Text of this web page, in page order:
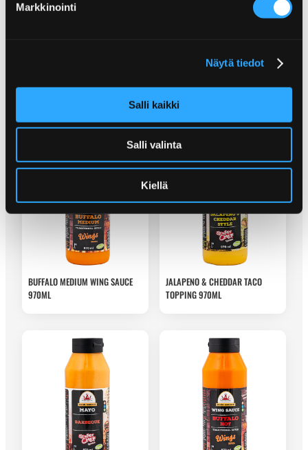
Markkinointi
Näytä tiedot
Salli kaikki
Salli valinta
Kiellä
970ML
BUFFALO MEDIUM WING SAUCE
970ML
JALAPENO & CHEDDAR TACO
TOPPING 970ML